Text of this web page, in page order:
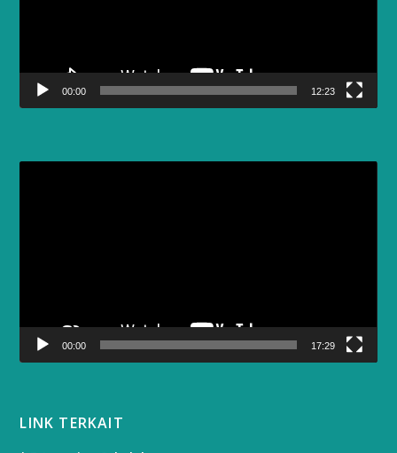
00:00 12:23
00:00 17:29
LINK TERKAIT